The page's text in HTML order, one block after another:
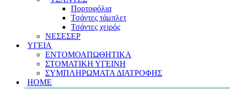
Πορτοφόλια
Τσάντες τάμπλετ
Τσάντες χειρός
ΝΕΣΕΣΕΡ
ΥΓΕΙΑ
ΕΝΤΟΜΟΑΠΩΘΗΤΙΚΑ
ΣΤΟΜΑΤΙΚΗ ΥΓΕΙΝΗ
ΣΥΜΠΛΗΡΩΜΑΤΑ ΔΙΑΤΡΟΦΗΣ
HOME